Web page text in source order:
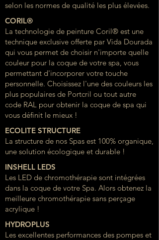
selon les normes de qualité les plus élevées.
CORIL®
La technologie de peinture Coril® est une
technique exclusive offerte par Vida Dourada
qui vous permet de choisir n'importe quelle
couleur pour la coque de votre spa, vous
permettant d'incorporer votre touche
personnelle. Choisissez l'une des couleurs les
plus populaires de Portcril ou tout autre
code RAL pour obtenir la coque de spa qui
vous définit le mieux !
ECOLITE STRUCTURE
La structure de nos Spas est 100% organique,
une solution écologique et durable !
INSHELL LEDS
Les LED de chromothérapie sont intégrées
dans la coque de votre Spa. Alors obtenez la
meilleure chromothérapie sans perçage
acrylique !
HYDROPLUS
Les excellentes performances des pompes et